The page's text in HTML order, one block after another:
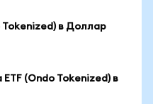
Tokenized) в Доллар
ETF (Ondo Tokenized) в